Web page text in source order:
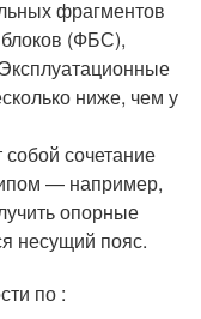
фрагментов
(ФБС),
ниже, чем у
сочетание
— например,
опорные
несущий пояс.
по :